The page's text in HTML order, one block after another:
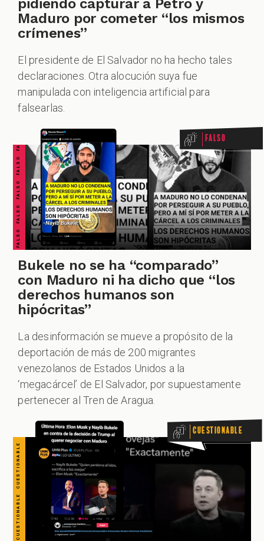
pidiendo capturar a Petro y
Maduro por cometer “los mismos
crímenes”
El presidente de El Salvador no ha hecho tales
declaraciones. Otra alocución suya fue
manipulada con inteligencia artificial para
falsearlas.
FALSO FALSO FALSO FALSO FALSO FALSO FALSO Falso
Bukele no se ha “comparado”
con Maduro ni ha dicho que “los
derechos humanos son
hipócritas”
La desinformación se mueve a propósito de la
deportación de más de 200 migrantes
venezolanos de Estados Unidos a la
‘megacárcel’ de El Salvador, por supuestamente
pertenecer al Tren de Aragua.
CUESTIONABLE CUESTIONABLE CUESTIONABLE CUESTIONABLE CUESTIONABLE CUESTIONABLE CUESTIONABLE Cuestionable